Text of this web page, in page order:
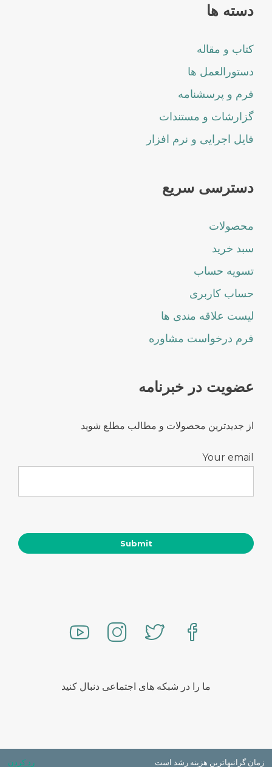
زمان گرانبهاترین هزینه رشد است رد کردن
دسته ها
کتاب و مقاله
دستورالعمل ها
فرم و پرسشنامه
گزارشات و مستندات
فایل اجرایی و نرم افزار
دسترسی سریع
محصولات
سبد خرید
تسویه حساب
حساب کاربری
لیست علاقه مندی ها
فرم درخواست مشاوره
عضویت در خبرنامه
از جدیدترین محصولات و مطالب مطلع شوید
Your email
ما را در شبکه های اجتماعی دنبال کنید